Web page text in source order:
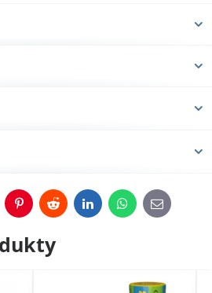
PinterestRedditLinkedInWhatsApp
E-
mail